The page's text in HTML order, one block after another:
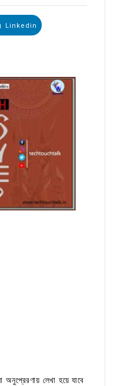
Linkedin
লেখা হয়ে যাবে